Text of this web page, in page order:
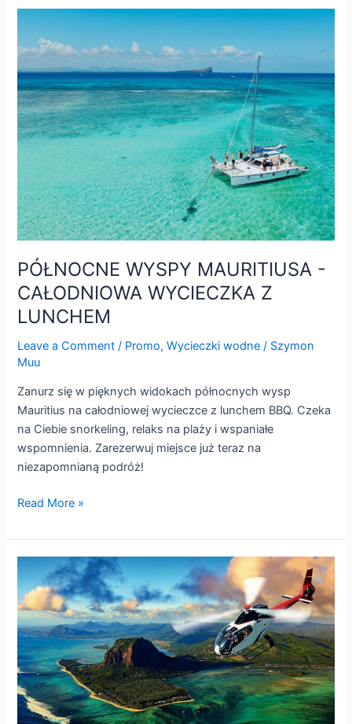
PÓŁNOCNE WYSPY MAURITIUSA -
CAŁODNIOWA WYCIECZKA Z
LUNCHEM
Leave a Comment / Promo,Wycieczki wodne / Szymon
Muu
Zanurz się w pięknych widokach północnych wysp
Mauritius na całodniowej wycieczce z lunchem BBQ. Czeka
na Ciebie snorkeling, relaks na plaży i wspaniałe
wspomnienia. Zarezerwuj miejsce już teraz na
niezapomnianą podróż!
PÓŁNOCNE
WYSPY
MAURITIUSA
-
CAŁODNIOWA
WYCIECZKA
Z
LUNCHEM
Read More »
HELIKOPTEREM